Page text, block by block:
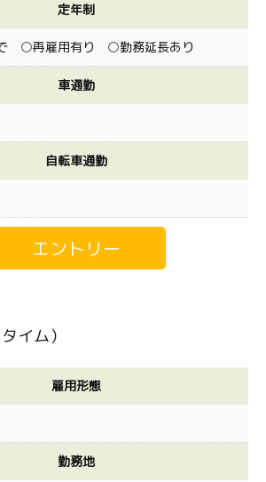
定年制
○再雇用有り ○勤務延長あり
車通勤
自転車通勤
イム）
雇用形態
勤務地